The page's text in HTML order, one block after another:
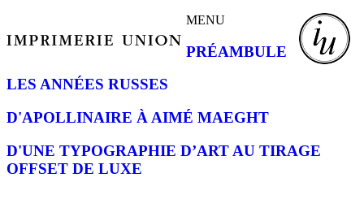
MENU
PRÉAMBULE
LES ANNÉES RUSSES
D'APOLLINAIRE À AIMÉ MAEGHT
D'UNE TYPOGRAPHIE D’ART AU TIRAGE
OFFSET DE LUXE